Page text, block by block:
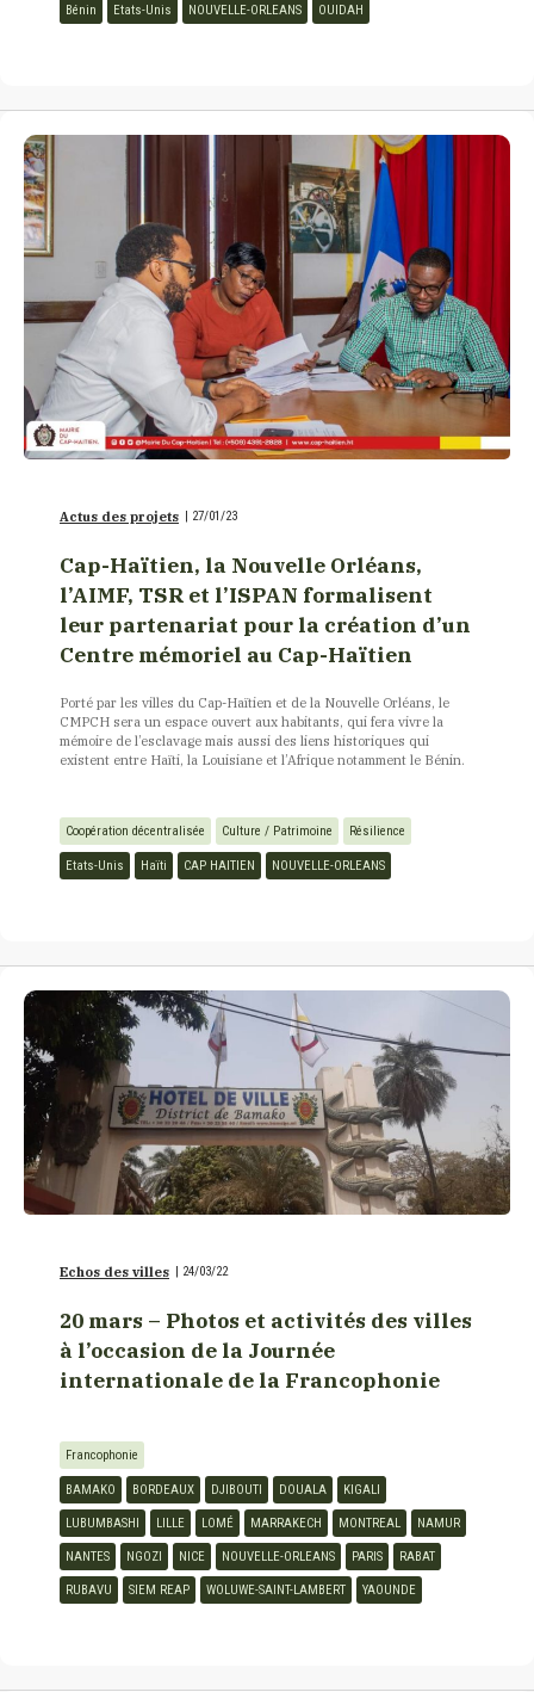
Bénin Etats-Unis NOUVELLE-ORLEANS OUIDAH
Actus des projets | 27/01/23
Cap-Haïtien, la Nouvelle Orléans,
l’AIMF, TSR et l’ISPAN formalisent
leur partenariat pour la création d’un
Centre mémoriel au Cap-Haïtien
Porté par les villes du Cap-Haïtien et de la Nouvelle Orléans, le
CMPCH sera un espace ouvert aux habitants, qui fera vivre la
mémoire de l’esclavage mais aussi des liens historiques qui
existent entre Haïti, la Louisiane et l’Afrique notamment le Bénin.
Coopération décentralisée Culture / Patrimoine Résilience
Etats-Unis Haïti CAP HAITIEN NOUVELLE-ORLEANS
Echos des villes 24/03/22
20 mars – Photos et activités des villes
à l’occasion de la Journée
internationale de la Francophonie
Francophonie
BAMAKO BORDEAUX DJIBOUTI DOUALA KIGALI
LUBUMBASHI LILLE LOMÉ MARRAKECH MONTREAL NAMUR
NANTES NGOZI NICE NOUVELLE-ORLEANS PARIS RABAT
RUBAVU SIEM REAP WOLUWE-SAINT-LAMBERT YAOUNDE